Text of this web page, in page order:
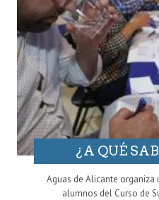
¿A QUÉ
Aguas de Alicante organiza
alumnos del Curso de